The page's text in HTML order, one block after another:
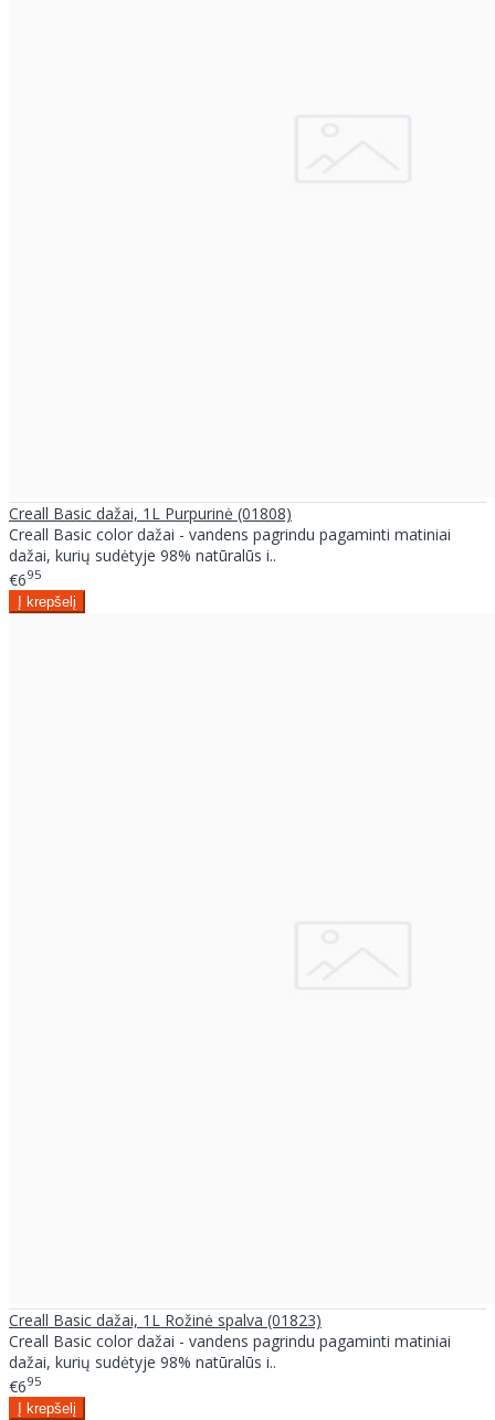
Creall Basic dažai, 1L Purpurinė (01808)
Creall Basic color dažai - vandens pagrindu pagaminti matiniai
dažai, kurių sudėtyje 98% natūralūs i..
€695
Creall Basic dažai, 1L Rožinė spalva (01823)
Creall Basic color dažai - vandens pagrindu pagaminti matiniai
dažai, kurių sudėtyje 98% natūralūs i..
€695